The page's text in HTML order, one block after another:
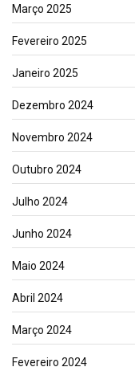
Março 2025
Fevereiro 2025
Janeiro 2025
Dezembro 2024
Novembro 2024
Outubro 2024
Julho 2024
Junho 2024
Maio 2024
Abril 2024
Março 2024
Fevereiro 2024